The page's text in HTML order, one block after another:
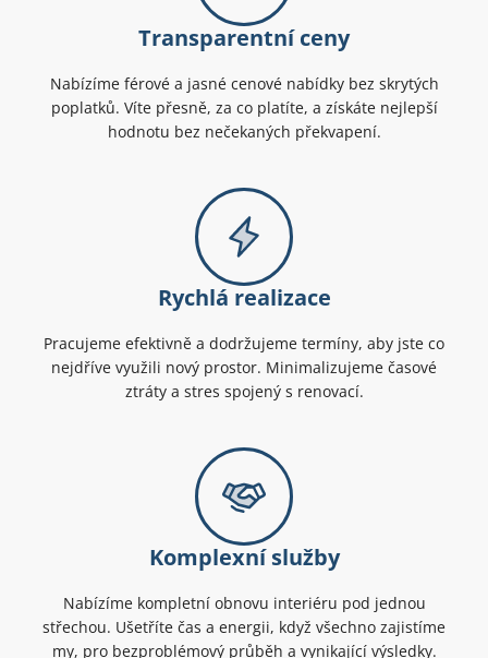
Transparentní ceny
Nabízíme férové a jasné cenové nabídky bez skrytých
poplatků. Víte přesně, za co platíte, a získáte nejlepší
hodnotu bez nečekaných překvapení.
Rychlá realizace
Pracujeme efektivně a dodržujeme termíny, aby jste co
nejdříve využili nový prostor. Minimalizujeme časové
ztráty a stres spojený s renovací.
Komplexní služby
Nabízíme kompletní obnovu interiéru pod jednou
střechou. Ušetříte čas a energii, když všechno zajistíme
my, pro bezproblémový průběh a vynikající výsledky.